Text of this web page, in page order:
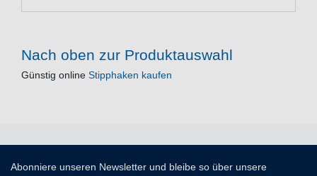
Nach oben zur Produktauswahl
Günstig online Stipphaken kaufen
Abonniere unseren Newsletter und bleibe so über unsere